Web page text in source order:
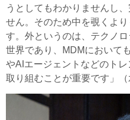
うとしてもわかりませんし
せん。そのため中を覗くよ
す。外というのは、テクノ
世界であり、MDMにおいて
やAIエージェントなどのト
取り組むことが重要です」（